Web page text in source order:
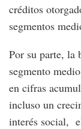
créditos
segmentos
Por su parte, la
segmento
en cifras
incluso un
interés social,